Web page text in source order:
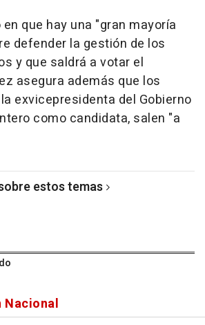
que hay una "gran mayoría
defender la gestión de los
y que saldrá a votar el
asegura además que los
exvicepresidenta del Gobierno
como candidata, salen "a
estos temas
Nacional